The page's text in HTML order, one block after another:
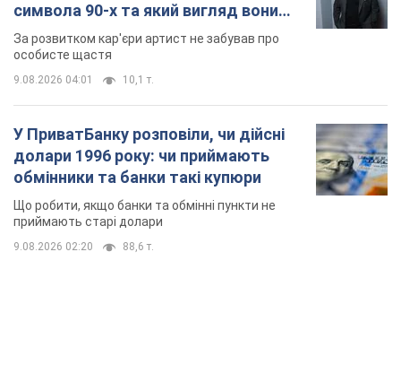
символа 90-х та який вигляд вони
мають
За розвитком кар'єри артист не забував про
особисте щастя
9.08.2026 04:01 10,1 т.
У ПриватБанку розповіли, чи дійсні
долари 1996 року: чи приймають
обмінники та банки такі купюри
Що робити, якщо банки та обмінні пункти не
приймають старі долари
9.08.2026 02:20 88,6 т.